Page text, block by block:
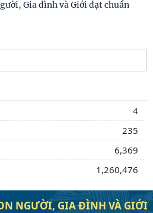
Gia đình và Giới đạt chuẩn
năm 2026
được sống trong môi trường
Hạnh
4
235
6,369
1,260,476
NGƯỜI, GIA ĐÌNH VÀ GIỚI